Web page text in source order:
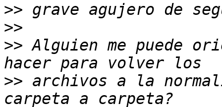
>>
>>
>> Alguien me puede
>> archivos a la